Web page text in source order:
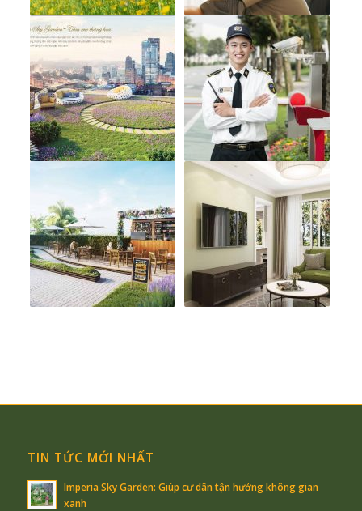
TIN TỨC MỚI NHẤT
Imperia Sky Garden: Giúp cư dân tận hưởng không gian
xanh